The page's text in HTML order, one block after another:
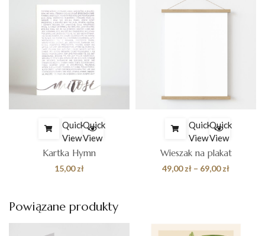
Quick
View
Quick
View
Kartka Hymn
15,00zł
Quick
View
Quick
View
Wieszak na plakat
49,00zł – 69,00złZakres
69,00 zł
Powiązane produkty